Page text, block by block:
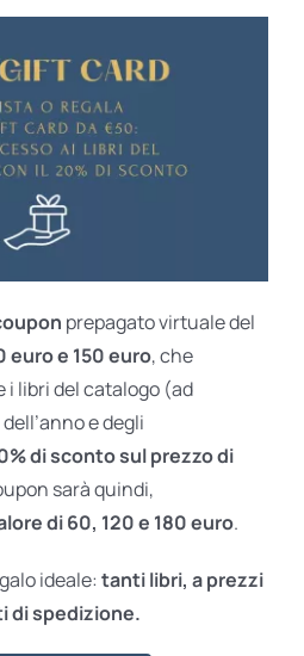
prepagato virtuale del
euro e 150 euro, che
libri del catalogo (ad
e degli
di sconto sul prezzo di
sarà quindi,
di 60, 120 e 180 euro.
ideale: tanti libri, a prezzi
di spedizione.